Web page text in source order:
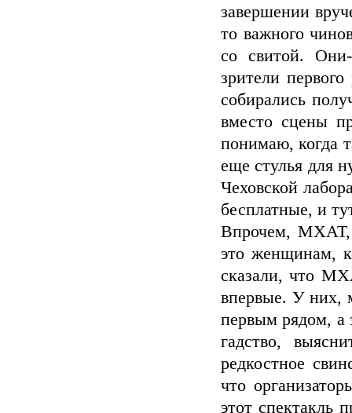
завершении
то важного
со свитой.
зрители
собирались
вместо сцены
понимаю, когда
еще стулья для
Чеховской
бесплатные, и
Впрочем, МХАТ,
это женщинам,
сказали, что
впервые. У них,
первым рядом, а
гадство,
редкостное
что
этот спектакль